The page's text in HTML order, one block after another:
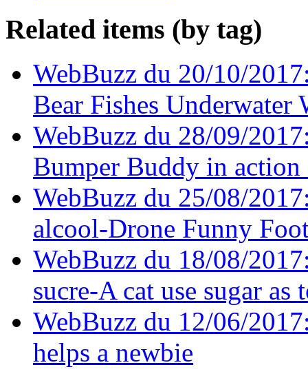
Related items (by tag)
WebBuzz du 20/10/
Bear Fishes Underwater
WebBuzz du 28/09/
Bumper Buddy in
WebBuzz du 25/08/
alcool-Drone Funny
WebBuzz du 18/08/
sucre-A cat use sugar
WebBuzz du 12/06/
helps a newbie